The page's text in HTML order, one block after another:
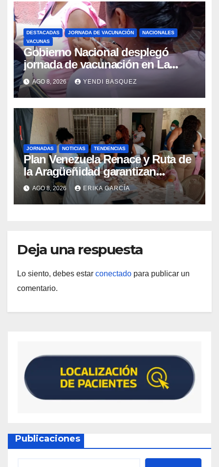
DESTACADAS JORNADA DE VACUNACIÓN
NACIONALES
VACUNAS
Gobierno Nacional desplegó
jornada de vacunación en La
Guaira para garantizar protección
epidemiológica
AGO 8, 2026 YENDI BASQUEZ
JORNADAS NOTICIAS TENDENCIAS
Plan Venezuela Renace y Ruta de
la Aragüeñidad garantizan
atención médica integral en
Aragua
AGO 8, 2026 ERIKA GARCÍA
Deja una respuesta
Lo siento, debes estar conectado para publicar un
comentario.
Publicaciones